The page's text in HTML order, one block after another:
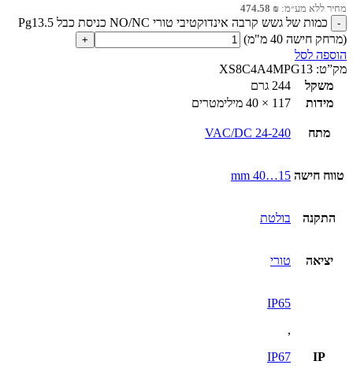
מחיר ללא מע״מ: 474.58 ₪
כמות של גשש קרבה אינדוקטיבי טורי NO/NC כניסת כבל Pg13.5
(מרחק חישה 40 מ"מ)
הוספה לסל
מק”ט: XS8C4A4MPG13
משקל
244 גרם
מידות
117 × 40 מילימטרים
מתח 24-240 VAC/DC
טווח חישה 15…40 mm
התקנה בולטת
יציאה טורי
IP
IP65
,
IP67